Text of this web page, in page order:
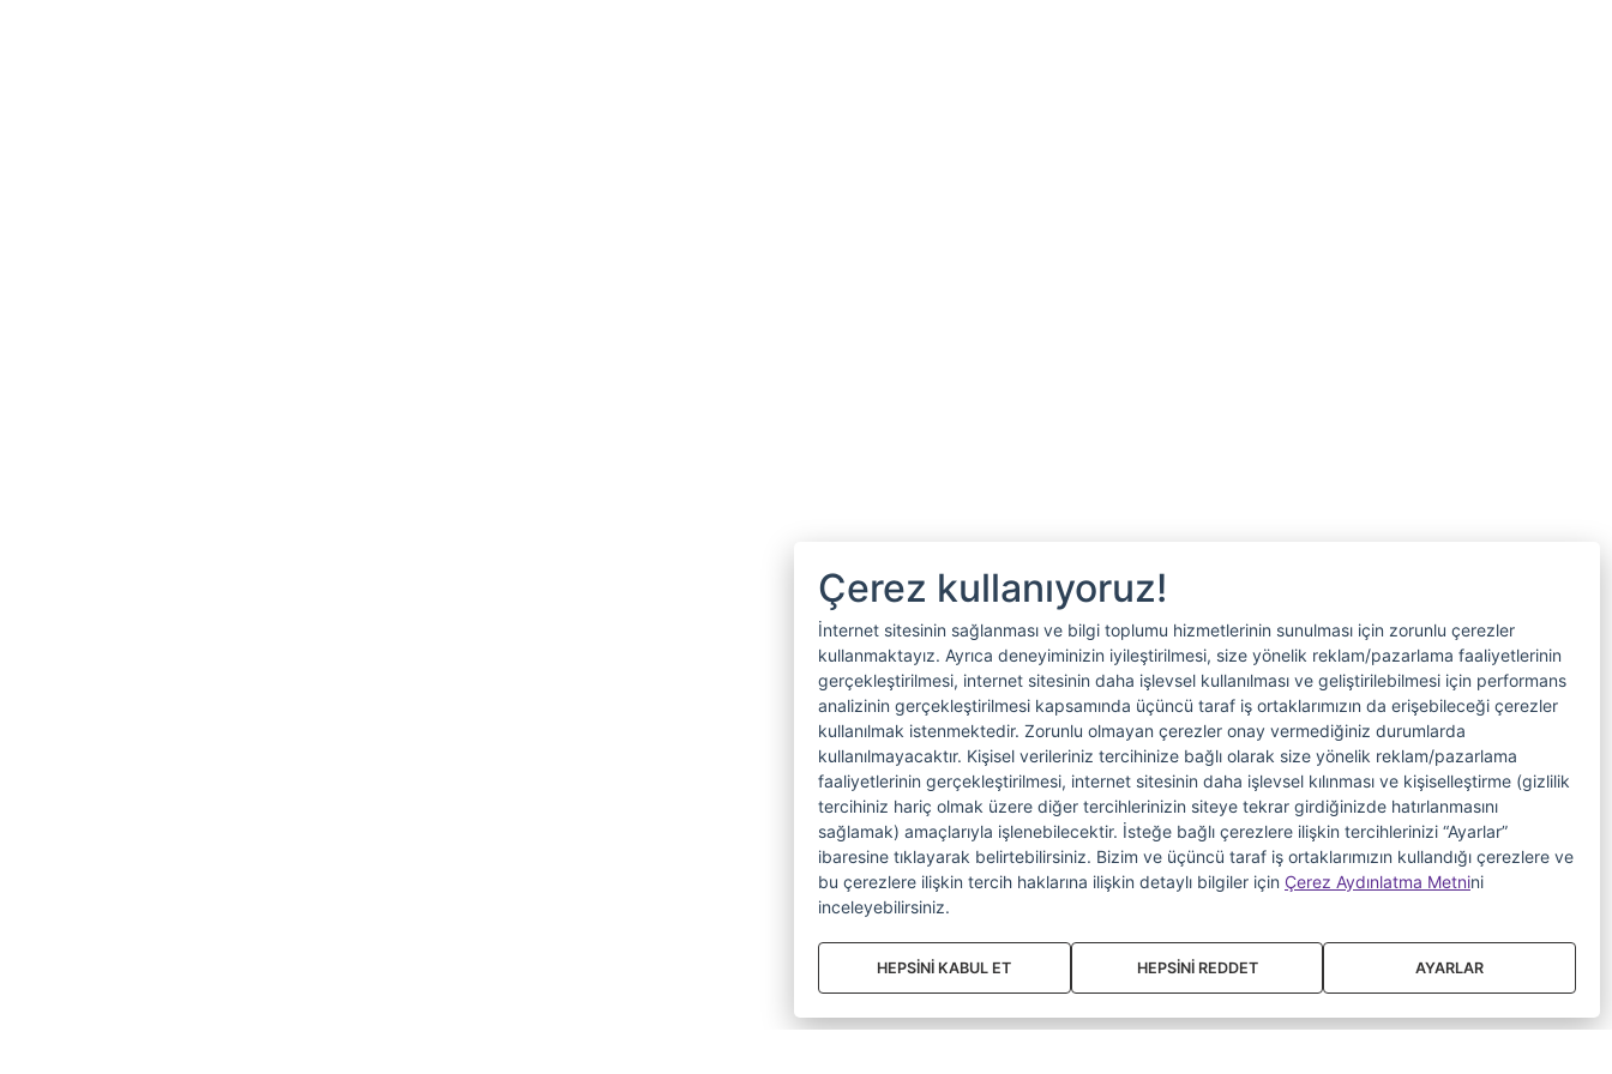
Çerez kullanıyoruz!
İnternet sitesinin sağlanması ve bilgi toplumu hizmetlerinin sunulması için zorunlu çerezler
kullanmaktayız. Ayrıca deneyiminizin iyileştirilmesi, size yönelik reklam/pazarlama faaliyetlerinin
gerçekleştirilmesi, internet sitesinin daha işlevsel kullanılması ve geliştirilebilmesi için performans
analizinin gerçekleştirilmesi kapsamında üçüncü taraf iş ortaklarımızın da erişebileceği çerezler
kullanılmak istenmektedir. Zorunlu olmayan çerezler onay vermediğiniz durumlarda
kullanılmayacaktır. Kişisel verileriniz tercihinize bağlı olarak size yönelik reklam/pazarlama
faaliyetlerinin gerçekleştirilmesi, internet sitesinin daha işlevsel kılınması ve kişiselleştirme (gizlilik
tercihiniz hariç olmak üzere diğer tercihlerinizin siteye tekrar girdiğinizde hatırlanmasını
sağlamak) amaçlarıyla işlenebilecektir. İsteğe bağlı çerezlere ilişkin tercihlerinizi “Ayarlar”
ibaresine tıklayarak belirtebilirsiniz. Bizim ve üçüncü taraf iş ortaklarımızın kullandığı çerezlere ve
bu çerezlere ilişkin tercih haklarına ilişkin detaylı bilgiler için Çerez Aydınlatma Metnini
inceleyebilirsiniz.
HEPSİNİ KABUL ET HEPSİNİ REDDET AYARLAR